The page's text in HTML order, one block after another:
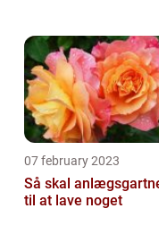
07 february 2023
Så skal
til at lave noget